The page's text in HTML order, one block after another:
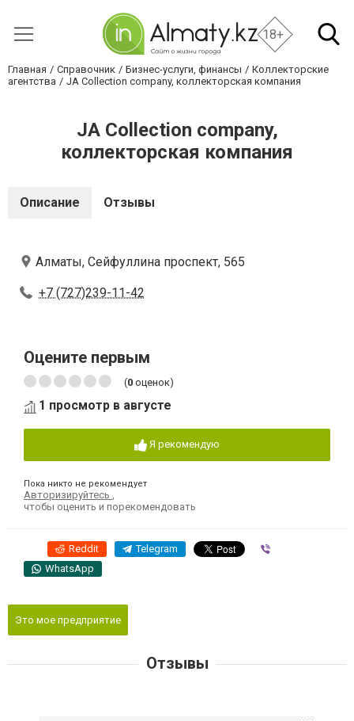
18+
Главная Справочник Бизнес-услуги, финансы
Коллекторские
агентства
JA Collection company, коллекторская компания
JA Collection company,
коллекторская компания
Описание Отзывы
Алматы, Сейфуллина проспект, 565
+7 (727)239-11-42
Оцените первым
(0 оценок)
1 просмотр в августе
Я рекомендую
Пока никто не рекомендует
Авторизируйтесь
чтобы оценить и порекомендовать
Reddit Telegram
WhatsApp
Это мое предприятие
Отзывы